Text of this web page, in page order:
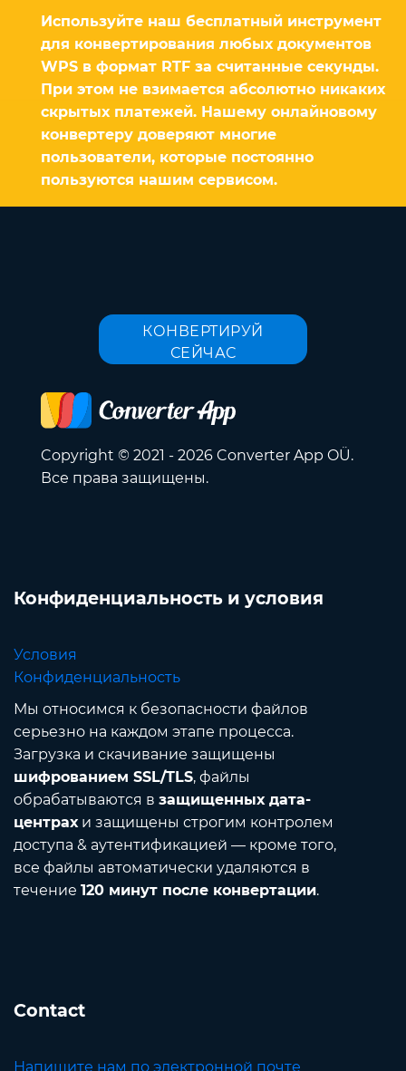
Используйте наш бесплатный инструмент
для конвертирования любых документов
WPS в формат RTF за считанные секунды.
При этом не взимается абсолютно никаких
скрытых платежей. Нашему онлайновому
конвертеру доверяют многие
пользователи, которые постоянно
пользуются нашим сервисом.
КОНВЕРТИРУЙ
СЕЙЧАС
Copyright © 2021 - 2026 Converter App OÜ.
Все права защищены.
Конфиденциальность и условия
Условия
Конфиденциальность
Мы относимся к безопасности файлов
серьезно на каждом этапе процесса.
Загрузка и скачивание защищены
шифрованием SSL/TLS, файлы
обрабатываются в защищенных дата-
центрахи защищены строгим контролем
доступа & аутентификацией — кроме того,
все файлы автоматически удаляются в
течение 120 минут после конвертации.
Contact
Напишите нам по электронной почте